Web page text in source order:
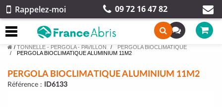
Rappelez-moi 09 72 16 47 82
/ TONNELLE - PERGOLA - PAVILLON
PERGOLA BIOCLIMATIQUE
PERGOLA BIOCLIMATIQUE ALUMINIUM 11M2
PERGOLA BIOCLIMATIQUE ALUMINIUM 11M2
Référence : ID6133